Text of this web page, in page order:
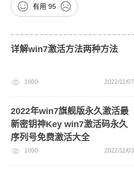
有用 95
详解win7激活方法两种方法
1000 2022/11/07
2022年win7旗舰版永久激活最
新密钥神Key win7激活码永久
序列号免费激活大全
1000 2022/11/03